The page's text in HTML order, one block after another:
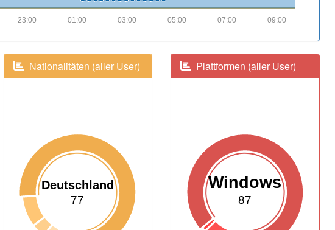
09:00
07:00
05:00
03:00
01:00
23:00
Nationalitäten (aller User)
Deutschland
77
Plattformen (aller User)
Windows
87